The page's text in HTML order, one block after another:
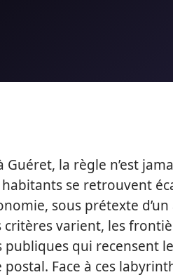
Guéret, la règle n’est
se retrouvent
sous prétexte
critères varient, les
publiques qui recensent
Face à ces